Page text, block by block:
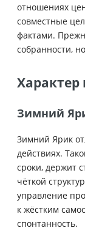
отношениях
совместные
фактами.
собранности,
Характер
Зимний
Зимний Ярик
действиях.
сроки, держит
чёткой
управление
к жёстким
спонтанность.